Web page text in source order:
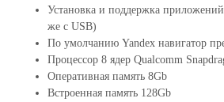
Установка и поддержка
же с USB)
По умолчанию Yandex навигатор
Процессор 8 ядер Qualcomm
Оперативная память 8Gb
Встроенная память 128Gb